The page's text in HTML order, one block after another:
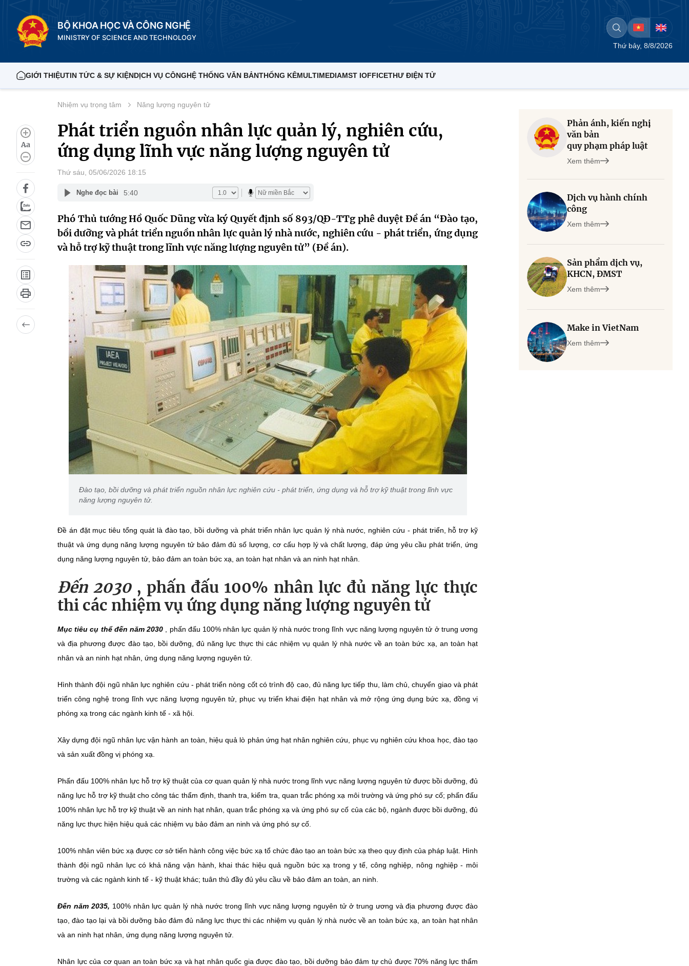
BỘ KHOA HỌC VÀ CÔNG NGHỆ
MINISTRY OF SCIENCE AND TECHNOLOGY
Thứ bảy, 8/8/2026
GIỚI THIỆUTIN TỨC & SỰ KIỆNDỊCH VỤ CÔNGHỆ THỐNG VĂN BẢNTHỐNG KÊMULTIMEDIAMST IOFFICETHƯ ĐIỆN TỬ
Aa
Nhiệm vụ trọng tâm Năng lượng nguyên tử
Phát triển nguồn nhân lực quản lý, nghiên cứu,
ứng dụng lĩnh vực năng lượng nguyên tử
Thứ sáu, 05/06/2026 18:15
Nghe đọc bài 5:40
Phó Thủ tướng Hồ Quốc Dũng vừa ký Quyết định số 893/QĐ-TTg phê duyệt Đề án “Đào tạo,
bồi dưỡng và phát triển nguồn nhân lực quản lý nhà nước, nghiên cứu - phát triển, ứng dụng
và hỗ trợ kỹ thuật trong lĩnh vực năng lượng nguyên tử” (Đề án).
Đào tạo, bồi dưỡng và phát triển nguồn nhân lực nghiên cứu - phát triển, ứng dụng và hỗ trợ kỹ thuật trong lĩnh vực
năng lượng nguyên tử.
Đề án đặt mục tiêu tổng quát là đào tạo, bồi dưỡng và phát triển nhân lực quản lý nhà nước, nghiên cứu - phát triển, hỗ trợ kỹ
thuật và ứng dụng năng lượng nguyên tử bảo đảm đủ số lượng, cơ cấu hợp lý và chất lượng, đáp ứng yêu cầu phát triển, ứng
dụng năng lượng nguyên tử, bảo đảm an toàn bức xạ, an toàn hạt nhân và an ninh hạt nhân.
Đến 2030 , phấn đấu 100% nhân lực đủ năng lực thực
thi các nhiệm vụ ứng dụng năng lượng nguyên tử
Mục tiêu cụ thể đến năm 2030
, phấn đấu 100% nhân lực quản lý nhà nước trong lĩnh vực năng lượng nguyên tử ở trung ương
và địa phương được đào tạo, bồi dưỡng, đủ năng lực thực thi các nhiệm vụ quản lý nhà nước về an toàn bức xạ, an toàn hạt
nhân và an ninh hạt nhân, ứng dụng năng lượng nguyên tử.
Hình thành đội ngũ nhân lực nghiên cứu - phát triển nòng cốt có trình độ cao, đủ năng lực tiếp thu, làm chủ, chuyển giao và phát
triển công nghệ trong lĩnh vực năng lượng nguyên tử, phục vụ triển khai điện hạt nhân và mở rộng ứng dụng bức xạ, đồng vị
phóng xạ trong các ngành kinh tế - xã hội.
Xây dựng đội ngũ nhân lực vận hành an toàn, hiệu quả lò phản ứng hạt nhân nghiên cứu, phục vụ nghiên cứu khoa học, đào tạo
và sản xuất đồng vị phóng xạ.
Phấn đấu 100% nhân lực hỗ trợ kỹ thuật của cơ quan quản lý nhà nước trong lĩnh vực năng lượng nguyên tử được bồi dưỡng, đủ
năng lực hỗ trợ kỹ thuật cho công tác thẩm định, thanh tra, kiểm tra, quan trắc phóng xạ môi trường và ứng phó sự cố; phấn đấu
100% nhân lực hỗ trợ kỹ thuật về an ninh hạt nhân, quan trắc phóng xạ và ứng phó sự cố của các bộ, ngành được bồi dưỡng, đủ
năng lực thực hiện hiệu quả các nhiệm vụ bảo đảm an ninh và ứng phó sự cố.
100% nhân viên bức xạ được cơ sở tiến hành công việc bức xạ tổ chức đào tạo an toàn bức xạ theo quy định của pháp luật. Hình
thành đội ngũ nhân lực có khả năng vận hành, khai thác hiệu quả nguồn bức xạ trong y tế, công nghiệp, nông nghiệp - môi
trường và các ngành kinh tế - kỹ thuật khác; tuân thủ đầy đủ yêu cầu về bảo đảm an toàn, an ninh.
Đến năm 2035, 100% nhân lực quản lý nhà nước trong lĩnh vực năng lượng nguyên tử ở trung ương và địa phương được đào
tạo, đào tạo lại và bồi dưỡng bảo đảm đủ năng lực thực thi các nhiệm vụ quản lý nhà nước về an toàn bức xạ, an toàn hạt nhân
và an ninh hạt nhân, ứng dụng năng lượng nguyên tử.
Nhân lực của cơ quan an toàn bức xạ và hạt nhân quốc gia được đào tạo, bồi dưỡng bảo đảm tự chủ được 70% năng lực thẩm
Phản ánh, kiến nghị
văn bản
quy phạm pháp luật
Xem thêm
Dịch vụ hành chính
công
Xem thêm
Sản phẩm dịch vụ,
KHCN, ĐMST
Xem thêm
Make in VietNam
Xem thêm